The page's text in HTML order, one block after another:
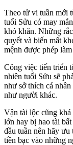
Theo tử vi tuần mới
tuổi Sửu có may
khó khăn. Những
quyết và biến mất
mệnh được phép
Công việc tiến triển
nhiên tuổi Sửu sẽ
như sở thích cá
như người khác.
Vận tài lộc cũng
lớn hay bị hao tài
đầu tuần nên hãy ưu
tiền bạc vào những